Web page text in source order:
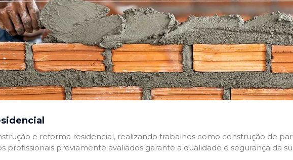
e reforma residencial, realizando trabalhos como construção de
profissionais previamente avaliados garante a qualidade e segurança da